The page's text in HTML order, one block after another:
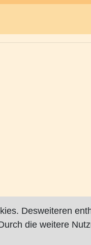
Desweiteren
die weitere